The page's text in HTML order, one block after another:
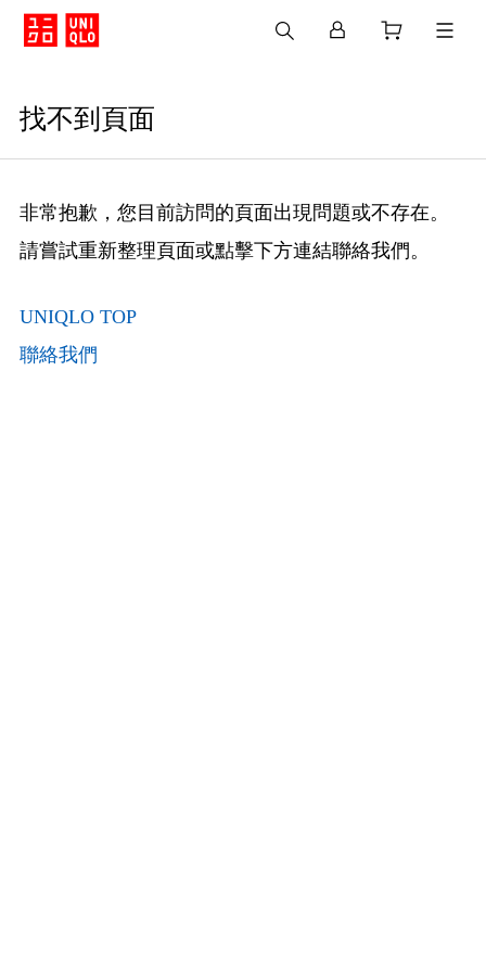
找不到頁面
非常抱歉，您目前訪問的頁面出現問題或不存在。
請嘗試重新整理頁面或點擊下方連結聯絡我們。
UNIQLO TOP
聯絡我們